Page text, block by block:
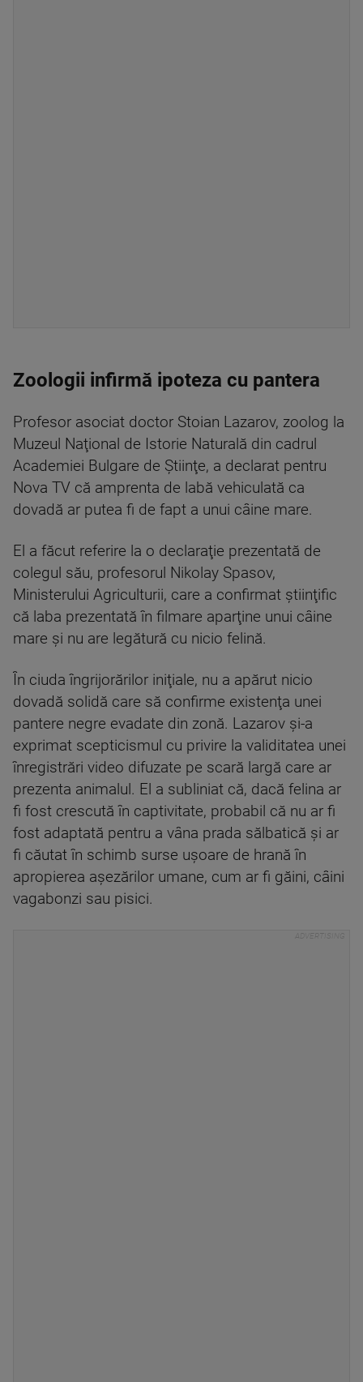
Zoologii infirmă ipoteza cu pantera
Profesor asociat doctor Stoian Lazarov, zoolog la
Muzeul Naţional de Istorie Naturală din cadrul
Academiei Bulgare de Ştiinţe, a declarat pentru
Nova TV că amprenta de labă vehiculată ca
dovadă ar putea fi de fapt a unui câine mare.
El a făcut referire la o declaraţie prezentată de
colegul său, profesorul Nikolay Spasov,
Ministerului Agriculturii, care a confirmat ştiinţific
că laba prezentată în filmare aparţine unui câine
mare şi nu are legătură cu nicio felină.
În ciuda îngrijorărilor iniţiale, nu a apărut nicio
dovadă solidă care să confirme existenţa unei
pantere negre evadate din zonă. Lazarov şi-a
exprimat scepticismul cu privire la validitatea unei
înregistrări video difuzate pe scară largă care ar
prezenta animalul. El a subliniat că, dacă felina ar
fi fost crescută în captivitate, probabil că nu ar fi
fost adaptată pentru a vâna prada sălbatică şi ar
fi căutat în schimb surse uşoare de hrană în
apropierea aşezărilor umane, cum ar fi găini, câini
vagabonzi sau pisici.